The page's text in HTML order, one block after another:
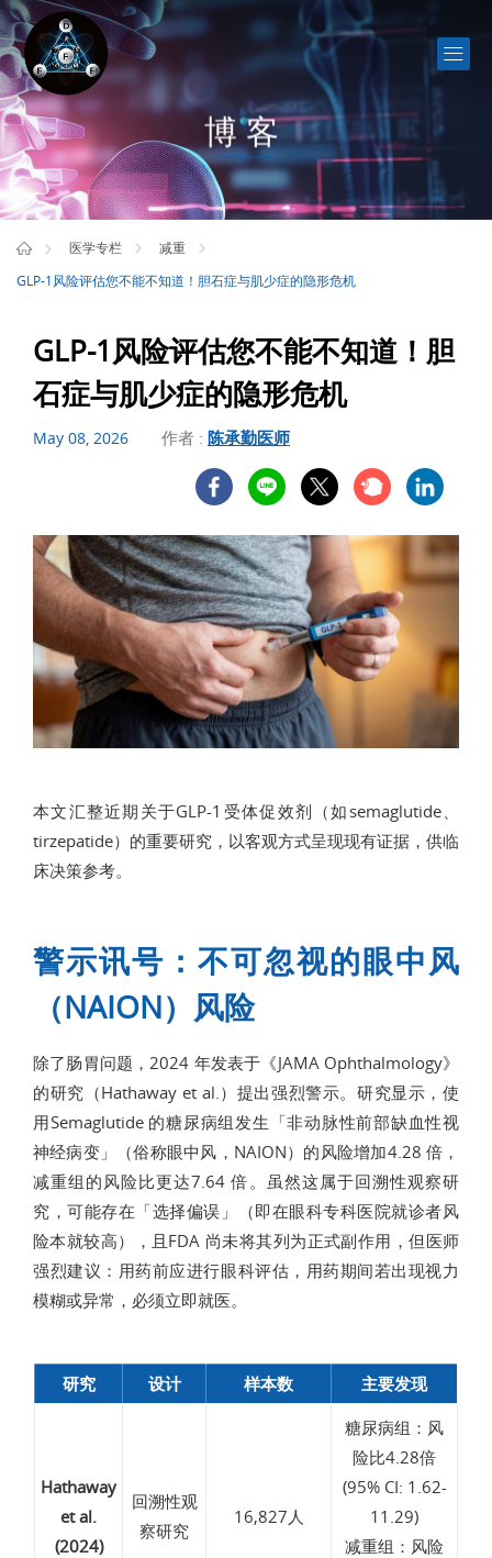
博客
医学专栏
减重
GLP-1风险评估您不能不知道！胆石症与肌少症的隐形危机
GLP-1风险评估您不能不知道！胆
石症与肌少症的隐形危机
May 08, 2026 作者 : 陈承勤医师
本文汇整近期关于GLP-1受体促效剂（如semaglutide、
tirzepatide）的重要研究，以客观方式呈现现有证据，供临
床决策参考。
警示讯号：不可忽视的眼中风
（NAION）风险
除了肠胃问题，2024 年发表于《JAMA Ophthalmology》
的研究（Hathaway et al.）提出强烈警示。研究显示，使
用Semaglutide 的糖尿病组发生「非动脉性前部缺血性视
神经病变」（俗称眼中风，NAION）的风险增加4.28 倍，
减重组的风险比更达7.64 倍。虽然这属于回溯性观察研
究，可能存在「选择偏误」（即在眼科专科医院就诊者风
险本就较高），且FDA 尚未将其列为正式副作用，但医师
强烈建议：用药前应进行眼科评估，用药期间若出现视力
模糊或异常，必须立即就医。
研究 设计 样本数 主要发现
Hathaway
et al.
(2024)
回溯性观
察研究
16,827人
糖尿病组：风
险比4.28倍
(95% CI: 1.62-
11.29)
减重组：风险